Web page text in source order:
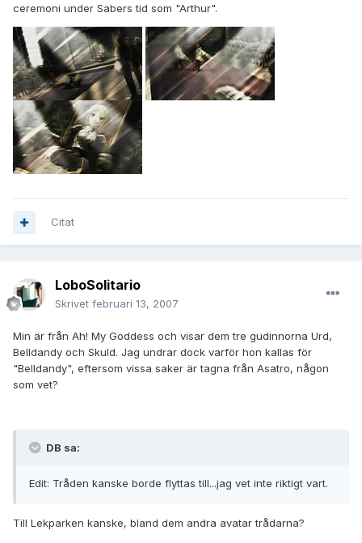
ceremoni under Sabers tid som "Arthur".
Citat
LoboSolitario
Skrivet februari 13, 2007
Min är från Ah! My Goddess och visar dem tre gudinnorna Urd,
Belldandy och Skuld. Jag undrar dock varför hon kallas för
"Belldandy", eftersom vissa saker är tagna från Asatro, någon
som vet?
DB sa:
Edit: Tråden kanske borde flyttas till...jag vet inte riktigt vart.
Till Lekparken kanske, bland dem andra avatar trådarna?